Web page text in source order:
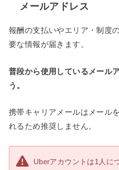
メールアドレス
報酬の支払いやエリア・制度
要な情報が届きます。
普段から使用しているメール
う。
携帯キャリアメールはメール
れるため推奨しません。
Uberアカウントは1人に